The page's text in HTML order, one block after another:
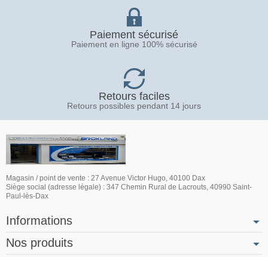
Paiement sécurisé
Paiement en ligne 100% sécurisé
Retours faciles
Retours possibles pendant 14 jours
Magasin / point de vente : 27 Avenue Victor Hugo, 40100 Dax
Siège social (adresse légale) : 347 Chemin Rural de Lacrouts, 40990 Saint-
Paul-lès-Dax
Informations
Nos produits